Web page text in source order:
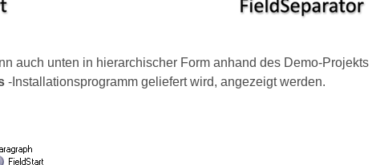
auch unten in hierarchischer Form anhand des Demo-Projekts
-Installationsprogramm geliefert wird, angezeigt werden.